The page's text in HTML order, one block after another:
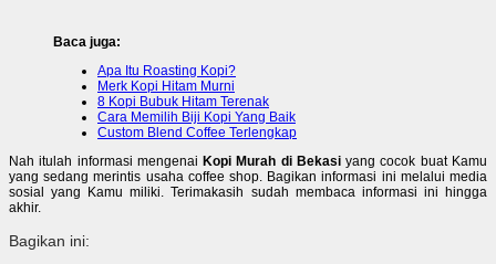
Baca juga:
Apa Itu Roasting Kopi?
Merk Kopi Hitam Murni
8 Kopi Bubuk Hitam Terenak
Cara Memilih Biji Kopi Yang Baik
Custom Blend Coffee Terlengkap
Nah itulah informasi mengenai Kopi Murah di Bekasiyang cocok buat Kamu
yang sedang merintis usaha coffee shop. Bagikan informasi ini melalui media
sosial yang Kamu miliki. Terimakasih sudah membaca informasi ini hingga
akhir.
Bagikan ini: